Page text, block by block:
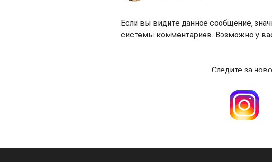
Если вы видите данное сообщение,
системы комментариев. Возможно у
Следите за